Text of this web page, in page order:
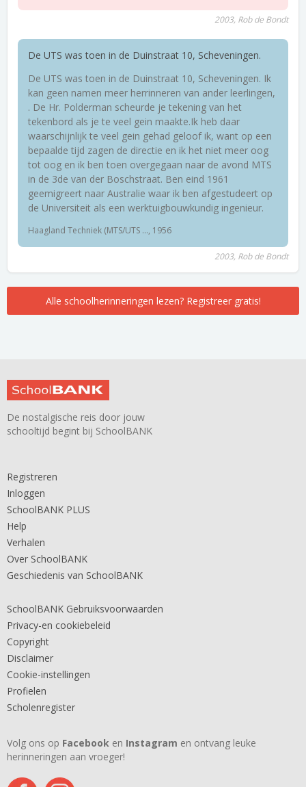
2003, Rob de Bondt
De UTS was toen in de Duinstraat 10, Scheveningen.
De UTS was toen in de Duinstraat 10, Scheveningen. Ik
kan geen namen meer herrinneren van ander leerlingen,
. De Hr. Polderman scheurde je tekening van het
tekenbord als je te veel gein maakte.Ik heb daar
waarschijnlijk te veel gein gehad geloof ik, want op een
bepaalde tijd zagen de directie en ik het niet meer oog
tot oog en ik ben toen overgegaan naar de avond MTS
in de 3de van der Boschstraat. Ben eind 1961
geemigreert naar Australie waar ik ben afgestudeert op
de Universiteit als een werktuigbouwkundig ingenieur.
Haagland Techniek (MTS/UTS ..., 1956
2003, Rob de Bondt
Alle schoolherinneringen lezen? Registreer gratis!
De nostalgische reis door jouw
schooltijd begint bij SchoolBANK
Registreren
Inloggen
SchoolBANK PLUS
Help
Verhalen
Over SchoolBANK
Geschiedenis van SchoolBANK
SchoolBANK Gebruiksvoorwaarden
Privacy-en cookiebeleid
Copyright
Disclaimer
Cookie-instellingen
Profielen
Scholenregister
Volg ons op Facebook en Instagram en ontvang leuke
herinneringen aan vroeger!